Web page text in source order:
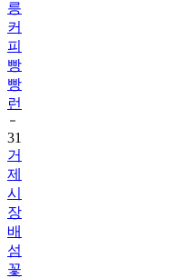
릉
커
피
빵
빵
런
31
거
제
시
장
배
섬
꽃